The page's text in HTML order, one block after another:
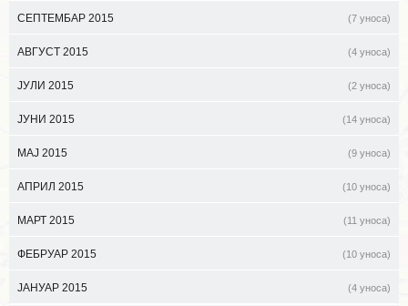
СЕПТЕМБАР 2015 (7 уноса)
АВГУСТ 2015 (4 уноса)
ЈУЛИ 2015 (2 уноса)
ЈУНИ 2015 (14 уноса)
МАЈ 2015 (9 уноса)
АПРИЛ 2015 (10 уноса)
МАРТ 2015 (11 уноса)
ФЕБРУАР 2015 (10 уноса)
ЈАНУАР 2015 (4 уноса)